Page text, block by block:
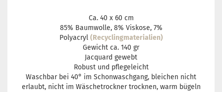
Ca. 40 x 60 cm
85% Baumwolle, 8% Viskose, 7%
Polyacryl (Recyclingmaterialien)
Gewicht ca. 140 gr
Jacquard gewebt
Robust und pflegeleicht
Waschbar bei 40° im Schonwaschgang, bleichen nicht
erlaubt, nicht im Wäschetrockner trocknen, warm bügeln